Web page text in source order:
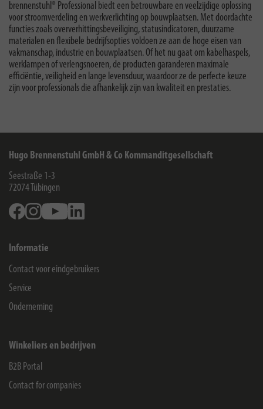
brennenstuhl® Professional biedt een betrouwbare en veelzijdige oplossing
voor stroomverdeling en werkverlichting op bouwplaatsen. Met doordachte
functies zoals oververhittingsbeveiliging, statusindicatoren, duurzame
materialen en flexibele bedrijfsopties voldoen ze aan de hoge eisen van
vakmanschap, industrie en bouwplaatsen. Of het nu gaat om kabelhaspels,
werklampen of verlengsnoeren, de producten garanderen maximale
efficiëntie, veiligheid en lange levensduur, waardoor ze de perfecte keuze
zijn voor professionals die afhankelijk zijn van kwaliteit en prestaties.
Hugo Brennenstuhl GmbH & Co Kommanditgesellschaft
Seestraße 1-3
72074 Tübingen
FacebookInstagramYoutube
Informatie
Contact voor eindgebruikers
Service
Onderneming
Winkeliers en bedrijven
B2B Portal
Contact for companies